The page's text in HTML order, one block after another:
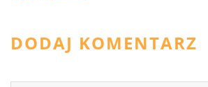
DODAJ KOMENTARZ